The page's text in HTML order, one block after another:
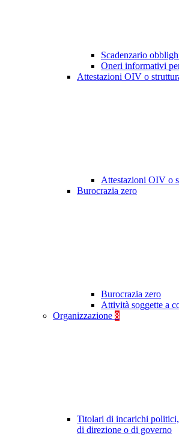
Scadenzario
Oneri informativi
Attestazioni OIV o
Attestazioni OIV o
Burocrazia zero
Burocrazia zero
Attività soggette a
Organizzazione 8
Titolari di incarichi
di direzione o di governo